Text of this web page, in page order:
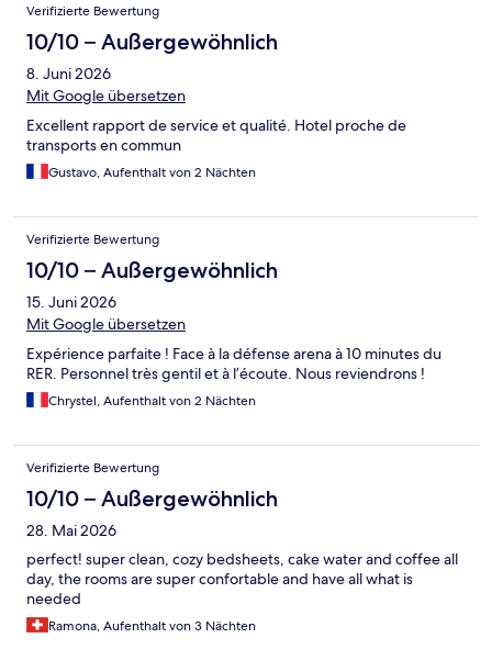
Verifizierte Bewertung
10/10 – Außergewöhnlich
8. Juni 2026
Mit Google übersetzen
Excellent rapport de service et qualité. Hotel proche de
transports en commun
Gustavo, Aufenthalt von 2 Nächten
Verifizierte Bewertung
10/10 – Außergewöhnlich
15. Juni 2026
Mit Google übersetzen
Expérience parfaite ! Face à la défense arena à 10 minutes du
RER. Personnel très gentil et à l’écoute. Nous reviendrons !
Chrystel, Aufenthalt von 2 Nächten
Verifizierte Bewertung
10/10 – Außergewöhnlich
28. Mai 2026
perfect! super clean, cozy bedsheets, cake water and coffee all
day, the rooms are super confortable and have all what is
needed
Ramona, Aufenthalt von 3 Nächten